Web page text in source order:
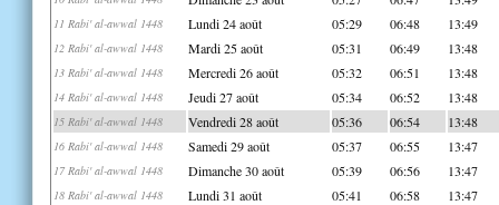
11 Rabi' al-awwal 1448 Lundi 24 août 05:29 06:48 13:49
12 Rabi' al-awwal 1448 Mardi 25 août 05:31 06:49 13:48
13 Rabi' al-awwal 1448 Mercredi 26 août 05:32 06:51 13:48
14 Rabi' al-awwal 1448 Jeudi 27 août 05:34 06:52 13:48
15 Rabi' al-awwal 1448 Vendredi 28 août 05:36 06:54 13:48
16 Rabi' al-awwal 1448 Samedi 29 août 05:37 06:55 13:47
17 Rabi' al-awwal 1448 Dimanche 30 août 05:39 06:56 13:47
18 Rabi' al-awwal 1448 Lundi 31 août 05:41 06:58 13:47